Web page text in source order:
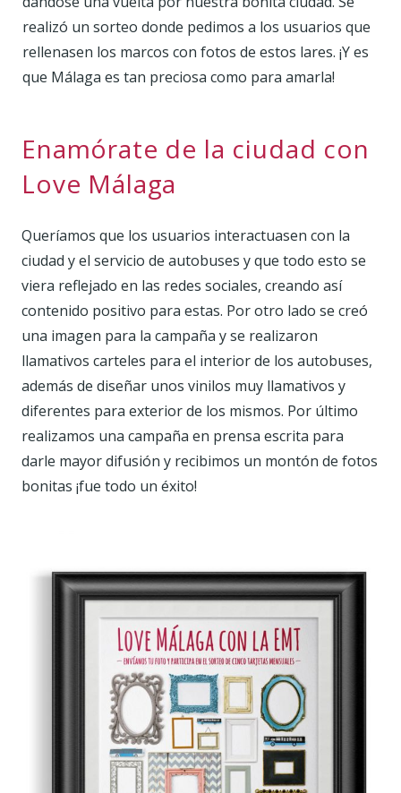
realizó un sorteo donde pedimos a los usuarios que
rellenasen los marcos con fotos de estos lares. ¡Y es
que Málaga es tan preciosa como para amarla!
Enamórate de la ciudad con
Love Málaga
Queríamos que los usuarios interactuasen con la
ciudad y el servicio de autobuses y que todo esto se
viera reflejado en las redes sociales, creando así
contenido positivo para estas. Por otro lado se creó
una imagen para la campaña y se realizaron
llamativos carteles para el interior de los autobuses,
además de diseñar unos vinilos muy llamativos y
diferentes para exterior de los mismos. Por último
realizamos una campaña en prensa escrita para
darle mayor difusión y recibimos un montón de fotos
bonitas ¡fue todo un éxito!